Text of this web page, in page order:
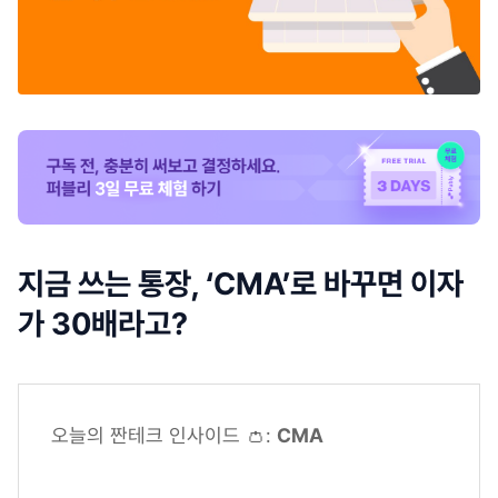
지금 쓰는 통장, ‘CMA’로 바꾸면 이자
가 30배라고?
오늘의 짠테크 인사이드 👛: CMA